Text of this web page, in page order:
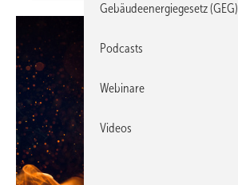
Gebäudeenergiegesetz (GEG)
Podcasts
Webinare
Videos